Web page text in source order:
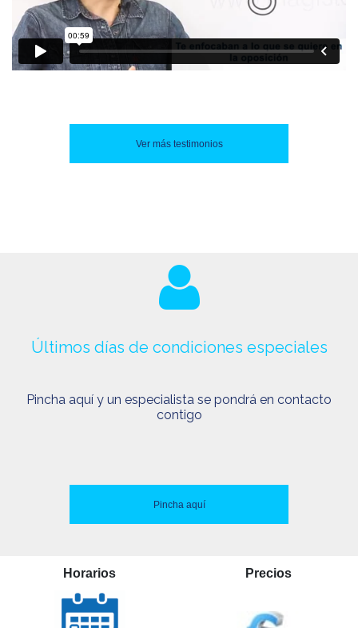
Ver más testimonios
Últimos días de condiciones especiales
Pincha aquí y un especialista se pondrá en contacto
contigo
Pincha aquí
Horarios Precios